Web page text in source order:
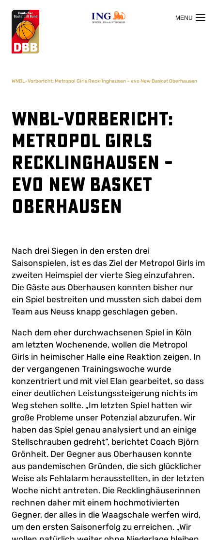
OFFIZIELLER HAUPTSPONSOR
WNBL-Vorbericht: Metropol Girls Recklinghausen – evo New Basket Oberhausen
WNBL-Vorbericht:
Metropol Girls
Recklinghausen –
evo New Basket
Oberhausen
Nach drei Siegen in den ersten drei
Saisonspielen, ist es das Ziel der Metropol Girls im
zweiten Heimspiel der vierte Sieg einzufahren.
Die Gäste aus Oberhausen konnten bisher nur
ein Spiel bestreiten und mussten sich dabei dem
Team aus Neuss knapp geschlagen geben.
Nach dem eher durchwachsenen Spiel in Köln
am letzten Wochenende, wollen die Metropol
Girls in heimischer Halle eine Reaktion zeigen. In
der vergangenen Trainingswoche wurde
konzentriert und mit viel Elan gearbeitet, so dass
einer deutlichen Leistungssteigerung nichts im
Weg stehen sollte. „Im letzten Spiel hatten wir
große Probleme unser Potenzial abzurufen. Wir
haben das Spiel genau analysiert und an einige
Stellschrauben gedreht“, berichtet Coach Björn
Grönheit. Der Gegner aus Oberhausen konnte
aus pandemischen Gründen, die sich glücklicher
Weise als Fehlalarm herausstellten, in der letzten
Woche nicht antreten. Die Recklinghäuserinnen
rechnen daher mit einem hochmotivierten
Gegner, der alles in die Waagschale werfen wird,
um den ersten Saisonerfolg zu erreichen. „Wir